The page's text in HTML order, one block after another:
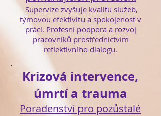
Supervize zvyšuje kvalitu služeb,
týmovou efektivitu a spokojenost v
práci. Profesní podpora a rozvoj
pracovníků prostřednictvím
reflektivního dialogu.
Krizová intervence,
úmrtí a trauma
Poradenství pro pozůstalé